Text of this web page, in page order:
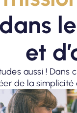
et
aussi !
de la simplicité